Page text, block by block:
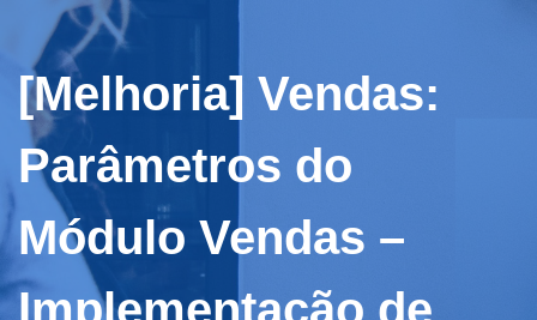
[Melhoria] Vendas:
Parâmetros do
Módulo Vendas –
Implementação de